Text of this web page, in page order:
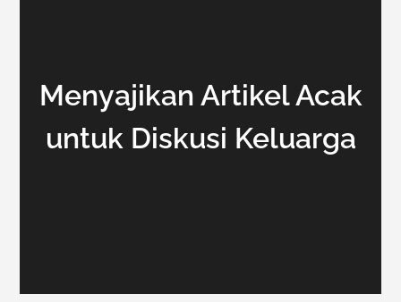
Menyajikan Artikel Acak
untuk Diskusi Keluarga